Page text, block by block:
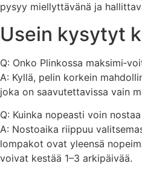
pysyy miellyttävänä ja
Usein kysytyt
Q: Onko Plinkossa
A: Kyllä, pelin korkein
joka on saavutettavissa vain
Q: Kuinka nopeasti voin
A: Nostoaika riippuu
lompakot ovat yleensä
voivat kestää 1–3 arkipäivää.